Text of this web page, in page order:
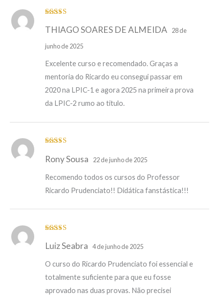
de 5
THIAGO SOARES DE ALMEIDA
28 de
junho de 2025
Excelente curso e recomendado. Graças a
mentoria do Ricardo eu consegui passar em
2020 na LPIC-1 e agora 2025 na primeira prova
da LPIC-2 rumo ao titulo.
de 5
Rony Sousa 22 de junho de 2025
Recomendo todos os cursos do Professor
Ricardo Prudenciato!! Didática fanstástica!!!
de 5
Luiz Seabra 4 de junho de 2025
O curso do Ricardo Prudenciato foi essencial e
totalmente suficiente para que eu fosse
aprovado nas duas provas. Não precisei